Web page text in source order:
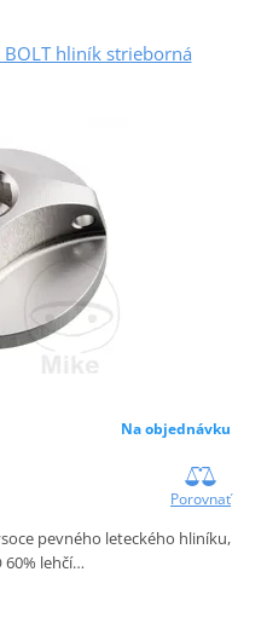
hliník strieborná
Na objednávku
Porovnať
pevného leteckého hliníku,
60% lehčí…